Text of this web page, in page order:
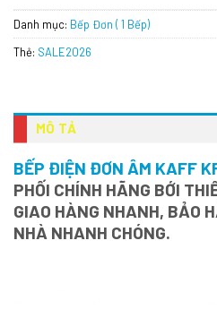
Danh mục: Bếp Đơn ( 1 Bếp)
Thẻ: SALE2026
MÔ TẢ
BẾP ĐIỆN ĐƠN ÂM KAFF
PHỐI CHÍNH HÃNG BỚI
GIAO HÀNG NHANH, BẢO
NHÀ NHANH CHÓNG.